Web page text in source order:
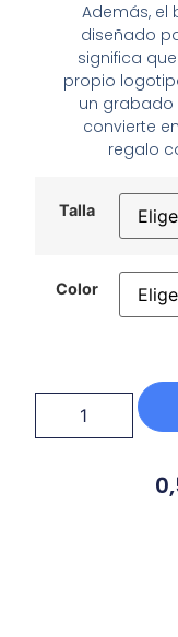
Además, el
diseñado
significa
propio
un grabado
convierte
regalo
Talla
Color